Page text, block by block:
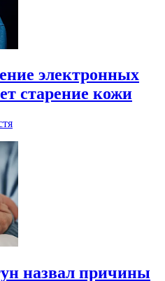
электронных
старение кожи
назвал причины